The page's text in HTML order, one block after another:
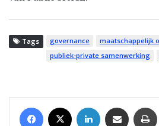
Tags governance
maatschappelijk
publiek-private samenwerking